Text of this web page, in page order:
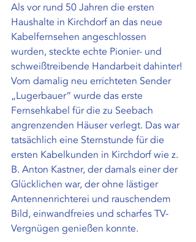
Als vor rund 50 Jahren die ersten
Haushalte in Kirchdorf an das neue
Kabelfernsehen angeschlossen
wurden, steckte echte Pionier- und
schweißtreibende Handarbeit dahinter!
Vom damalig neu errichteten Sender
„Lugerbauer“ wurde das erste
Fernsehkabel für die zu Seebach
angrenzenden Häuser verlegt. Das war
tatsächlich eine Sternstunde für die
ersten Kabelkunden in Kirchdorf wie z.
B. Anton Kastner, der damals einer der
Glücklichen war, der ohne lästiger
Antennenrichterei und rauschendem
Bild, einwandfreies und scharfes TV-
Vergnügen genießen konnte.